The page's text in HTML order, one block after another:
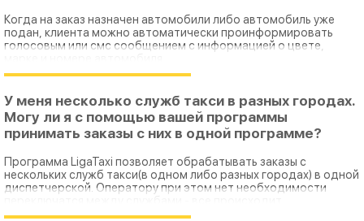
Когда на заказ назначен автомобили либо автомобиль уже
подан, клиента можно автоматически проинформировать
голосовым или смс сообщением с информацией о цвете,
У меня несколько служб такси в разных городах.
Могу ли я с помощью вашей программы
принимать заказы с них в одной программе?
Программа LigaTaxi позволяет обрабатывать заказы с
нескольких служб такси(в одном либо разных городах) в одной
диспетчерской. Оператору при этом нет необходимости
автоматически.